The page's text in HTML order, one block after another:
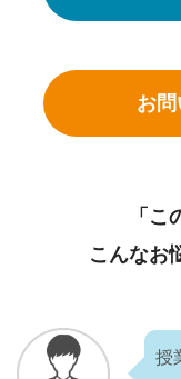
お
「こ
こんなお
授